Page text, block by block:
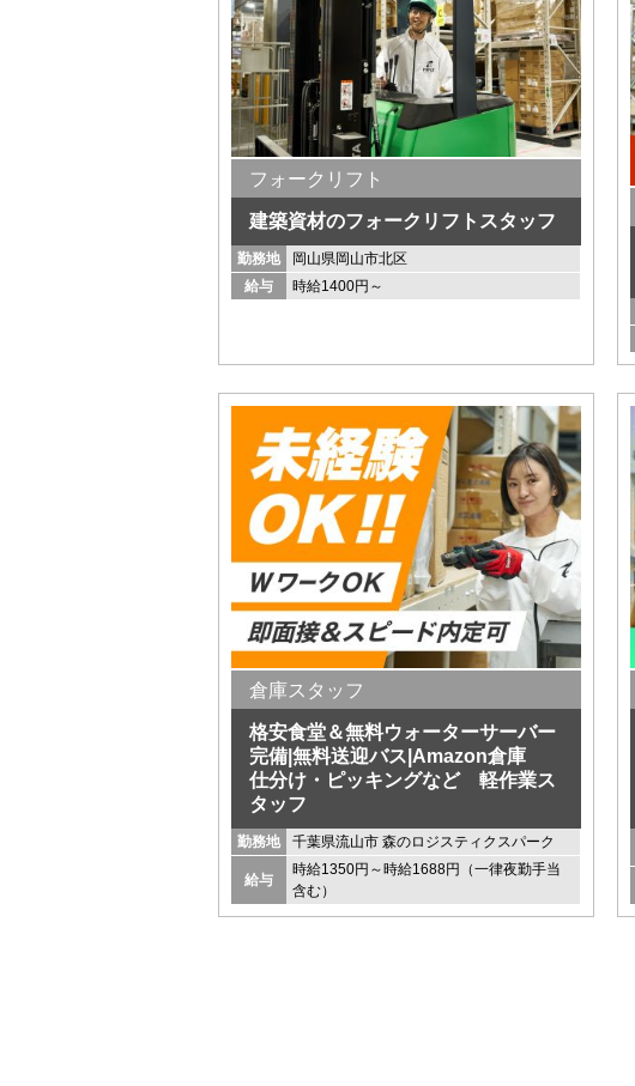
フォークリフト
建築資材のフォークリフトスタッフ
勤務地
岡山県岡山市北区
給与
時給1400円～
倉庫スタッフ
格安食堂＆無料ウォーターサーバー
完備|無料送迎バス|Amazon倉庫
仕分け・ピッキングなど 軽作業ス
タッフ
勤務地 千葉県流山市 森のロジスティクスパーク
給与
時給1350円～時給1688円（一律夜勤手当
含む）